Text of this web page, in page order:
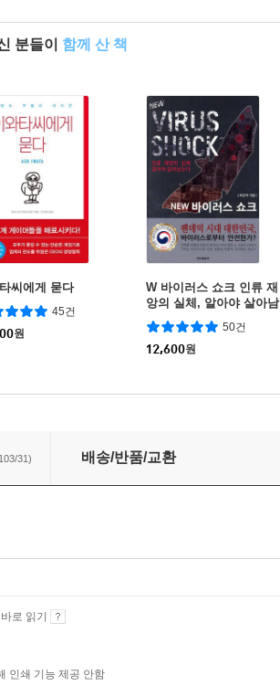
분들이 함께 산 책
씨에게 묻다
45건
원
W 바이러스 쇼크 인류 재
앙의 실체, 알아야 살아남
는다
50건
12,600원
31) 배송/반품/교환
로 읽기
인쇄 기능 제공 안함